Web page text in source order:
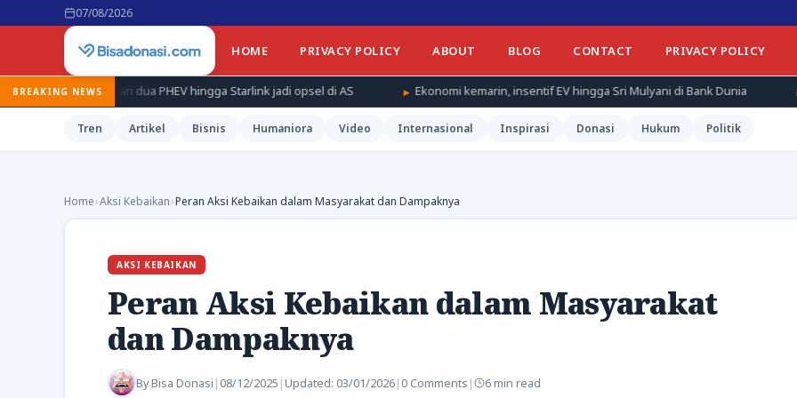
07/08/2026
HOME PRIVACY POLICY ABOUT BLOG CONTACT PRIVACY POLICY
BREAKING NEWS
dua PHEV hingga Starlink jadi opsel di AS Ekonomi kemarin, insentif EV hingga Sri Mulyani di Bank Dunia Hukum
Tren Artikel Bisnis Humaniora Video Internasional Inspirasi Donasi Hukum Politik
Home›Aksi Kebaikan›Peran Aksi Kebaikan dalam Masyarakat dan Dampaknya
AKSI KEBAIKAN
Peran Aksi Kebaikan dalam Masyarakat
dan Dampaknya
ByBisa Donasi | 08/12/2025 | Updated: 03/01/2026| 0 Comments | 6 min read